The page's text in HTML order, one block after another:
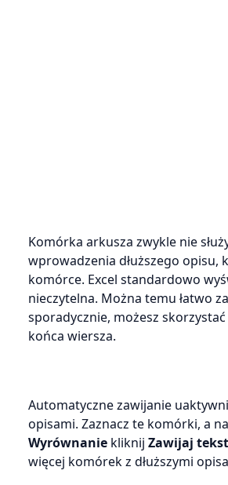
Komórka arkusza zwykle nie
wprowadzenia dłuższego
komórce. Excel standardowo
nieczytelna. Można temu łatwo
sporadycznie, możesz
końca wiersza.
Automatyczne zawijanie
opisami. Zaznacz te komórki, a
Wyrównanie kliknij Zawijaj tekst
więcej komórek z dłuższymi